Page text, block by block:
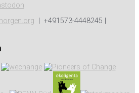
| +491573-4448245 |